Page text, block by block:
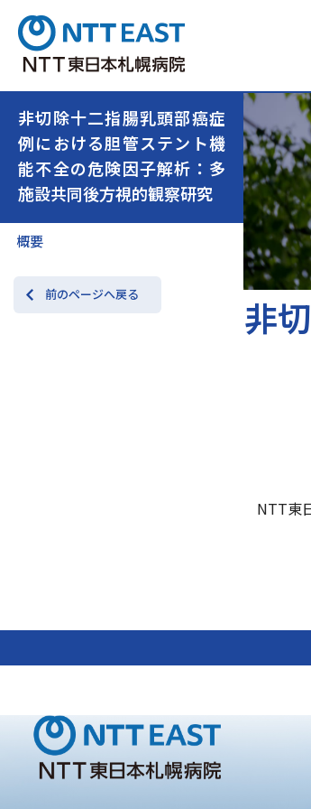
非切除十二指腸乳頭部癌症
例における胆管ステント機
能不全の危険因子解析：多
施設共同後方視的観察研究
概要
前のページへ戻る
非
NTT東